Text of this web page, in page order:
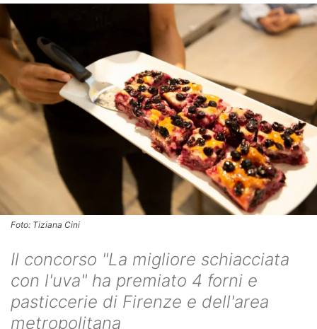
Foto: Tiziana Cini
Il concorso "La migliore schiacciata
con l'uva" ha premiato 4 forni e
pasticcerie di Firenze e dell'area
metropolitana